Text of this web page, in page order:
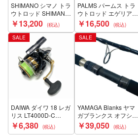
SHIMANO シマノ トラ
ウトロッド SHIMANO
37962 トラウトワン
NS S83ML 37962 Bラ
ンク
￥13,200
PALMS パームス トラ
ウトロッド エゲリアネ
イティブパフォーマン
ス EFNS-46XUL Aラ
ンク
￥16,500
SALE
DAIWA ダイワ 18 レガ
リス LT4000D-C
060018 スピニングリ
ール Cランク
￥6,380
SALE
YAMAGA Blanks ヤマ
ガブランクス オフショ
アロッド ブルースナイ
パー 82/6 Bランク
￥39,050